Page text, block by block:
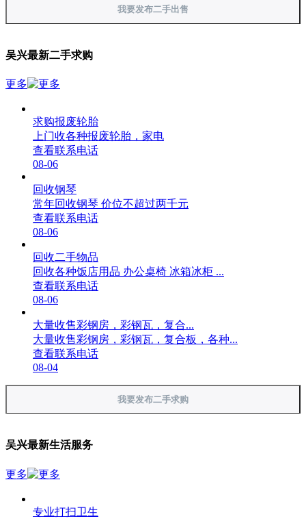
我要发布二手出售
吴兴最新二手求购
更多
求购报废轮胎
上门收各种报废轮胎，家电
查看联系电话
08-06
回收钢琴
常年回收钢琴 价位不超过两千元
查看联系电话
08-06
回收二手物品
回收各种饭店用品 办公桌椅 冰箱冰柜 ...
查看联系电话
08-06
大量收售彩钢房，彩钢瓦，复合...
大量收售彩钢房，彩钢瓦，复合板，各种...
查看联系电话
08-04
我要发布二手求购
吴兴最新生活服务
更多
专业打扫卫生